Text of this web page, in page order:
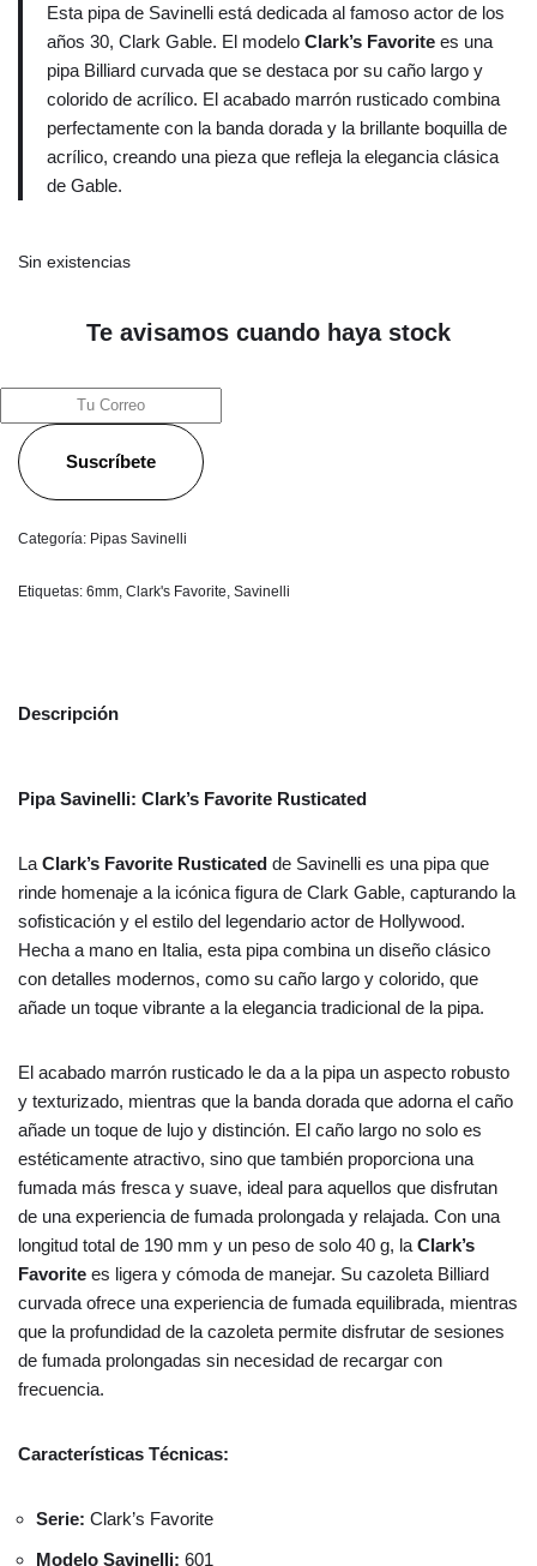
Esta pipa de Savinelli está dedicada al famoso actor de los
años 30, Clark Gable. El modelo Clark’s Favorite es una
pipa Billiard curvada que se destaca por su caño largo y
colorido de acrílico. El acabado marrón rusticado combina
perfectamente con la banda dorada y la brillante boquilla de
acrílico, creando una pieza que refleja la elegancia clásica
de Gable.
Sin existencias
Te avisamos cuando haya stock
Suscríbete
Categoría: Pipas Savinelli
Etiquetas: 6mm, Clark's Favorite, Savinelli
Descripción
Pipa Savinelli: Clark’s Favorite Rusticated
La Clark’s Favorite Rusticated de Savinelli es una pipa que
rinde homenaje a la icónica figura de Clark Gable, capturando la
sofisticación y el estilo del legendario actor de Hollywood.
Hecha a mano en Italia, esta pipa combina un diseño clásico
con detalles modernos, como su caño largo y colorido, que
añade un toque vibrante a la elegancia tradicional de la pipa.
El acabado marrón rusticado le da a la pipa un aspecto robusto
y texturizado, mientras que la banda dorada que adorna el caño
añade un toque de lujo y distinción. El caño largo no solo es
estéticamente atractivo, sino que también proporciona una
fumada más fresca y suave, ideal para aquellos que disfrutan
de una experiencia de fumada prolongada y relajada. Con una
longitud total de 190 mm y un peso de solo 40 g, la Clark’s
Favorite es ligera y cómoda de manejar. Su cazoleta Billiard
curvada ofrece una experiencia de fumada equilibrada, mientras
que la profundidad de la cazoleta permite disfrutar de sesiones
de fumada prolongadas sin necesidad de recargar con
frecuencia.
Características Técnicas:
Serie: Clark’s Favorite
Modelo Savinelli: 601